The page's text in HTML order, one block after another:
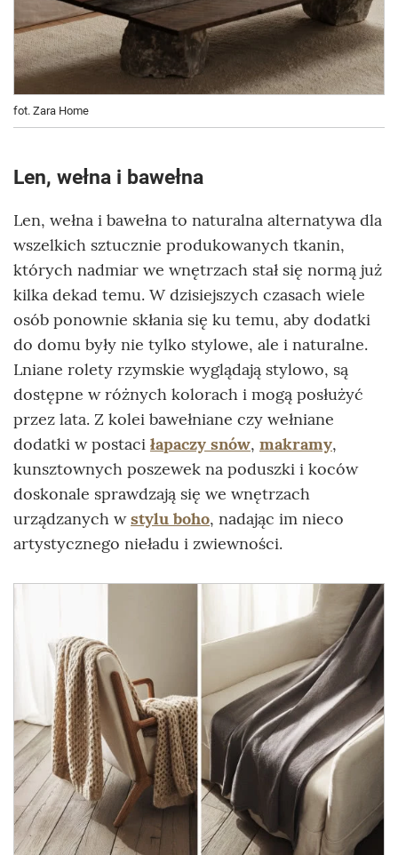
fot. Zara Home
Len, wełna i bawełna
Len, wełna i bawełna to naturalna alternatywa dla
wszelkich sztucznie produkowanych tkanin,
których nadmiar we wnętrzach stał się normą już
kilka dekad temu. W dzisiejszych czasach wiele
osób ponownie skłania się ku temu, aby dodatki
do domu były nie tylko stylowe, ale i naturalne.
Lniane rolety rzymskie wyglądają stylowo, są
dostępne w różnych kolorach i mogą posłużyć
przez lata. Z kolei bawełniane czy wełniane
dodatki w postaci łapaczy snów, makramy,
kunsztownych poszewek na poduszki i koców
doskonale sprawdzają się we wnętrzach
urządzanych wstylu boho, nadając im nieco
artystycznego nieładu i zwiewności.